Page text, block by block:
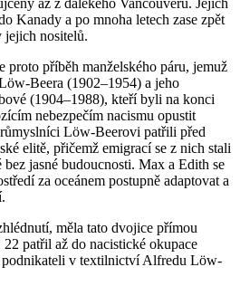
Kanady a po mnoha letech zase zpět
jejich nositelů.
proto příběh manželského páru, jemuž
Beera (1902–1954) a jeho
(1904–1988), kteří byli na konci
nebezpečím nacismu opustit
Löw-Beerovi patřili před
elitě, přičemž emigrací se z nich stali
jasné budoucnosti. Max a Edith se
za oceánem postupně adaptovat a
měla tato dvojice přímou
patřil až do nacistické okupace
v textilnictví Alfredu Löw-